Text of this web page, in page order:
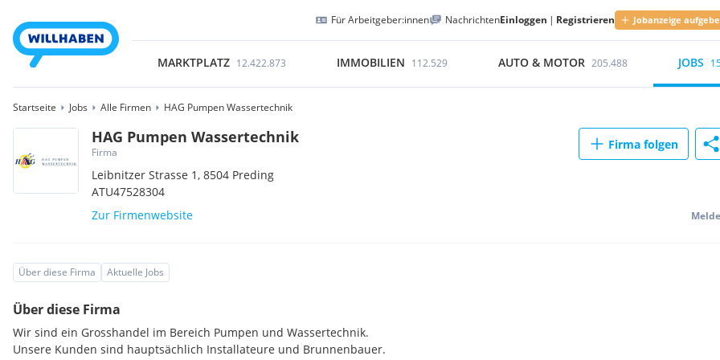
Für Arbeitgeber:innen NachrichtenEinloggen | Registrieren Jobanzeige
MARKTPLATZ 12.422.873 IMMOBILIEN 112.529 AUTO & MOTOR 205.488 JOBS
Startseite Jobs Alle Firmen HAG Pumpen Wassertechnik
HAG Pumpen Wassertechnik
Firma
Leibnitzer Strasse 1,8504 Preding
ATU47528304
Zur Firmenwebsite
Firma folgen
Über diese Firma Aktuelle Jobs
Über diese Firma
Wir sind ein Grosshandel im Bereich Pumpen und Wassertechnik.
Unsere Kunden sind hauptsächlich Installateure und Brunnenbauer.